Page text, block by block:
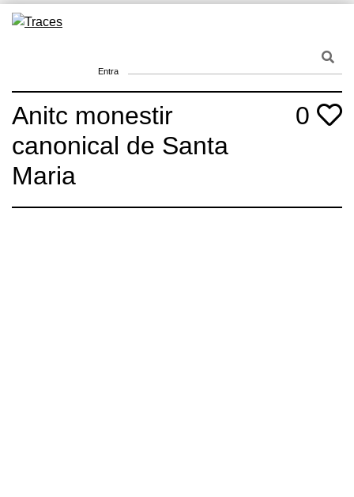
Skip
Entra
Anitc monestir
canonical de Santa
Maria
0